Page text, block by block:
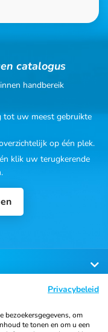
catalogus
handbereik
tot uw meest gebruikte
op één plek.
klik uw terugkerende
Privacybeleid
bezoekersgegevens, om
te tonen en om u een